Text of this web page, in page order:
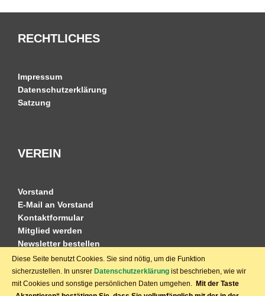
RECHTLICHES
Impressum
Datenschutzerklärung
Satzung
VEREIN
Vorstand
E-Mail an Vorstand
Kontaktformular
Mitglied werden
Newsletter bestellen
Diese Seite benutzt Cookies. Sie sind nötig, um die Funktion
sicherzustellen. In unsrer Datenschutzerklärung ist beschrieben, wie wir
mit Cookies und sonstige persönlichen Daten umgehen. Mit der Taste